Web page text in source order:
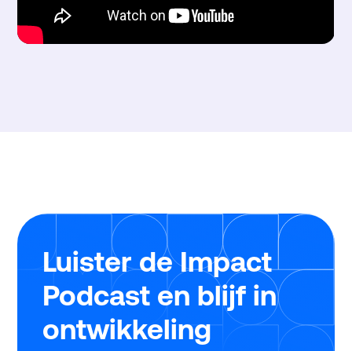
Luister de Impact
Podcast en blijf in
ontwikkeling